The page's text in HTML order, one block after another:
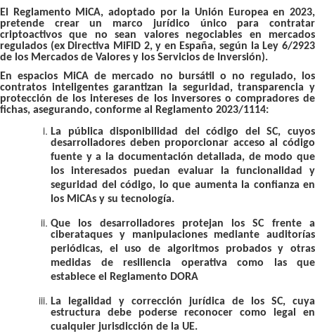
El Reglamento MiCA, adoptado por la Unión Europea en 2023,
pretende crear un marco jurídico único para contratar
criptoactivos que no sean valores negociables en mercados
regulados (ex Directiva MiFID 2, y en España, según la Ley 6/2923
de los Mercados de Valores y los Servicios de Inversión).
En espacios MiCA de mercado no bursátil o no regulado, los
contratos inteligentes garantizan la seguridad, transparencia y
protección de los intereses de los inversores o compradores de
fichas, asegurando, conforme al Reglamento 2023/1114:
La pública disponibilidad del código del SC, cuyos
desarrolladores deben proporcionar acceso al código
fuente y a la documentación detallada, de modo que
los interesados puedan evaluar la funcionalidad y
seguridad del código, lo que aumenta la confianza en
los MiCAs y su tecnología.
Que los desarrolladores protejan los SC frente a
ciberataques y manipulaciones mediante auditorías
periódicas, el uso de algoritmos probados y otras
medidas de resiliencia operativa como las que
establece el Reglamento DORA
La legalidad y corrección jurídica de los SC, cuya
estructura debe poderse reconocer como legal en
cualquier jurisdicción de la UE.